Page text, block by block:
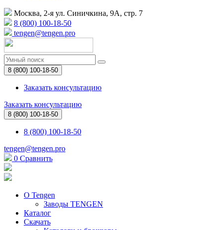
Москва, 2-я ул. Синичкина, 9А, стр. 7
8 (800) 100-18-50
tengen@tengen.pro
8 (800) 100-18-50
Заказать консультацию
Заказать консультацию
8 (800) 100-18-50
8 (800) 100-18-50
tengen@tengen.pro
0 Сравнить
О Tengen
Заводы TENGEN
Каталог
Скачать